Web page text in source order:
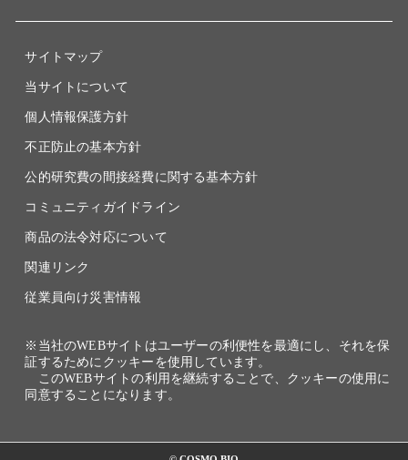
サイトマップ
当サイトについて
個人情報保護方針
不正防止の基本方針
公的研究費の間接経費に関する基本方針
コミュニティガイドライン
商品の法令対応について
関連リンク
従業員向け災害情報
※当社のWEBサイトはユーザーの利便性を最適にし、それを保
証するためにクッキーを使用しています。
このWEBサイトの利用を継続することで、クッキーの使用に
同意することになります。